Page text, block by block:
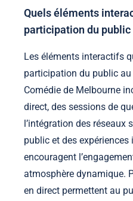
Quels éléments
participation du public
Les éléments interactifs
participation du public
Comédie de Melbourne
direct, des sessions de
l’intégration des réseaux
public et des
encouragent
atmosphère dynamique.
en direct permettent au